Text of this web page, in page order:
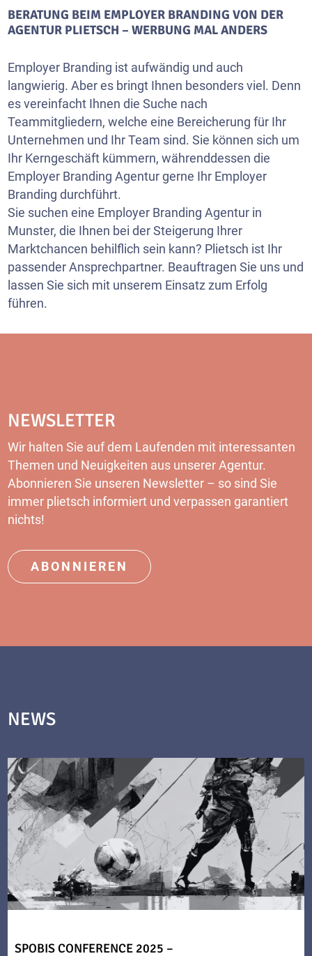
BERATUNG BEIM EMPLOYER BRANDING VON DER
AGENTUR PLIETSCH – WERBUNG MAL ANDERS
Employer Branding ist aufwändig und auch
langwierig. Aber es bringt Ihnen besonders viel. Denn
es vereinfacht Ihnen die Suche nach
Teammitgliedern, welche eine Bereicherung für Ihr
Unternehmen und Ihr Team sind. Sie können sich um
Ihr Kerngeschäft kümmern, währenddessen die
Employer Branding Agentur gerne Ihr Employer
Branding durchführt.
Sie suchen eine Employer Branding Agentur in
Munster, die Ihnen bei der Steigerung Ihrer
Marktchancen behilflich sein kann? Plietsch ist Ihr
passender Ansprechpartner. Beauftragen Sie uns und
lassen Sie sich mit unserem Einsatz zum Erfolg
führen.
NEWSLETTER
Wir halten Sie auf dem Laufenden mit interessanten
Themen und Neuigkeiten aus unserer Agentur.
Abonnieren Sie unseren Newsletter – so sind Sie
immer plietsch informiert und verpassen garantiert
nichts!
ABONNIEREN
NEWS
SPOBIS CONFERENCE 2025 –